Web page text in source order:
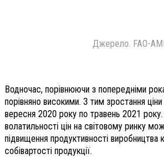
Джерело. FAO-
Водночас, порівнюючи з попередніми
порівняно високими. З тим зростання ціни
вересня 2020 року по травень 2021 року.
волатильності цін на світовому ринку
підвищення продуктивності виробництва
собівартості продукції.